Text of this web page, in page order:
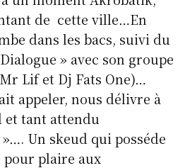
de cette ville…En
dans les bacs, suivi du
» avec son groupe
Lif et Dj Fats One)…
appeler, nous délivre à
et tant attendu
Un skeud qui posséde
pour plaire aux